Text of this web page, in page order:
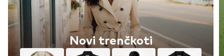
Novi trenčkoti